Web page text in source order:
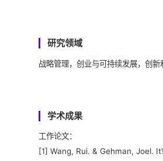
研究领域
战略管理，创业与可持续发展，创
学术成果
工作论文：
[1] Wang, Rui. & Gehman, Joel.